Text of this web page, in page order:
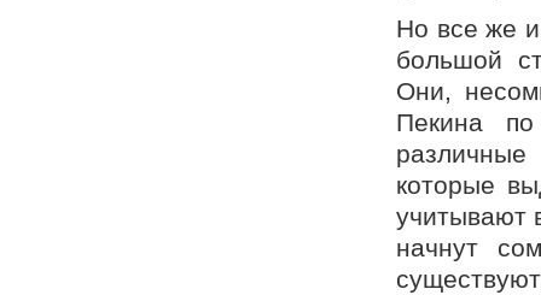
Но все же
большой
Они,
Пекина
которые
учитывают
начнут